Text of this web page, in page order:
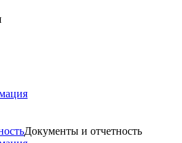
Документы и отчетность